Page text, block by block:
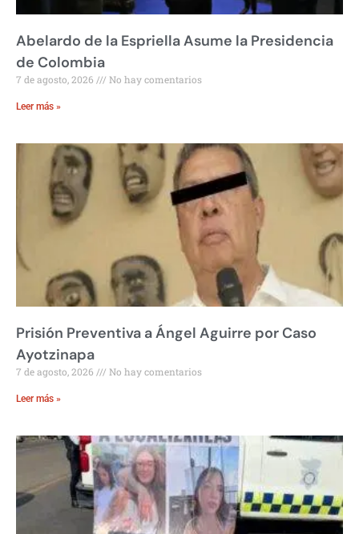
Abelardo de la Espriella Asume la Presidencia
de Colombia
7 de agosto, 2026 No hay comentarios
Leer más »
Prisión Preventiva a Ángel Aguirre por Caso
Ayotzinapa
7 de agosto, 2026 No hay comentarios
Leer más »